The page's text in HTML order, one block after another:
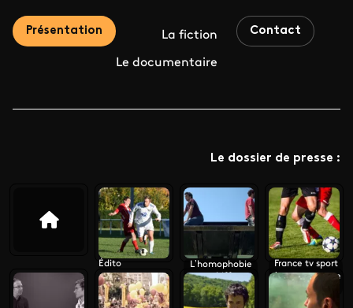
Présentation La fiction
Le documentaire
Contact
Le dossier de presse :
Édito
L’homophobie
en chiffres
France tv sport
s’engage contre
l’homophobie